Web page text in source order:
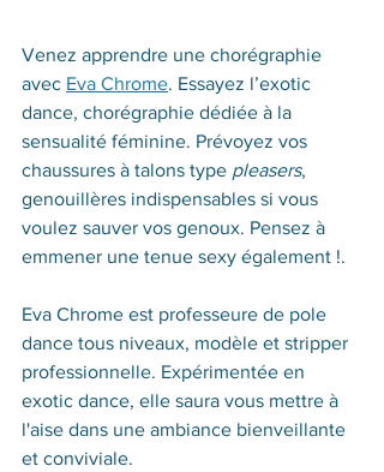
Venez apprendre une chorégraphie
avec Eva Chrome. Essayez l’exotic
dance, chorégraphie dédiée à la
sensualité féminine. Prévoyez vos
chaussures à talons type pleasers,
genouillères indispensables si vous
voulez sauver vos genoux. Pensez à
emmener une tenue sexy également !.
Eva Chrome est professeure de pole
dance tous niveaux, modèle et stripper
professionnelle. Expérimentée en
exotic dance, elle saura vous mettre à
l'aise dans une ambiance bienveillante
et conviviale.